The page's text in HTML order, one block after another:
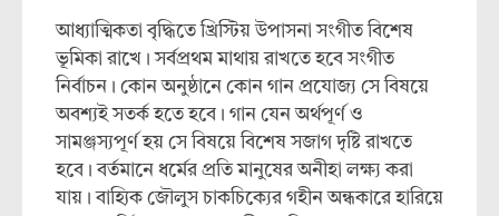
আধ্যাত্মিকতা বৃদ্ধিতে খ্রিস্টিয় উপাসনা সংগীত বিশেষ
ভূমিকা রাখে। সর্বপ্রথম মাথায় রাখতে হবে সংগীত
নির্বাচন। কোন অনুষ্ঠানে কোন গান প্রযোজ্য সে বিষয়ে
অবশ্যই সতর্ক হতে হবে। গান যেন অর্থপূর্ণ ও
সামঞ্জস্যপূর্ণ হয় সে বিষয়ে বিশেষ সজাগ দৃষ্টি রাখতে
হবে। বর্তমানে ধর্মের প্রতি মানুষের অনীহা লক্ষ্য করা
যায়। বাহ্যিক জৌলুস চাকচিক্যের গহীন অন্ধকারে হারিয়ে